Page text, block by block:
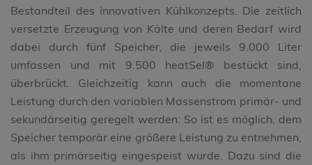
Bestandteil des innovativen Kühlkonzepts. Die zeitlich
versetzte Erzeugung von Kälte und deren Bedarf wird
dabei durch fünf Speicher, die jeweils 9.000 Liter
umfassen und mit 9.500 heatSel® bestückt sind,
überbrückt. Gleichzeitig kann auch die momentane
Leistung durch den variablen Massenstrom primär- und
sekundärseitig geregelt werden: So ist es möglich, dem
Speicher temporär eine größere Leistung zu entnehmen,
als ihm primärseitig eingespeist wurde. Dazu sind die